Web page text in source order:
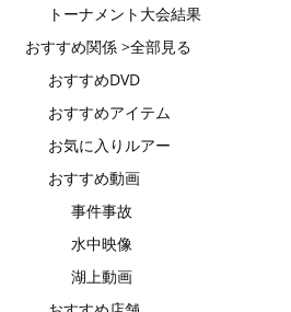
トーナメント大会結果
おすすめ関係 >全部見る
おすすめDVD
おすすめアイテム
お気に入りルアー
おすすめ動画
事件事故
水中映像
湖上動画